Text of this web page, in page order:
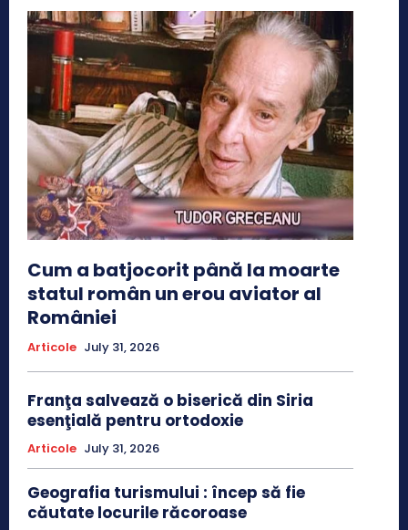
Cum a batjocorit până la moarte
statul român un erou aviator al
României
Articole July 31, 2026
Franţa salvează o biserică din Siria
esenţială pentru ortodoxie
Articole July 31, 2026
Geografia turismului : încep să fie
căutate locurile răcoroase